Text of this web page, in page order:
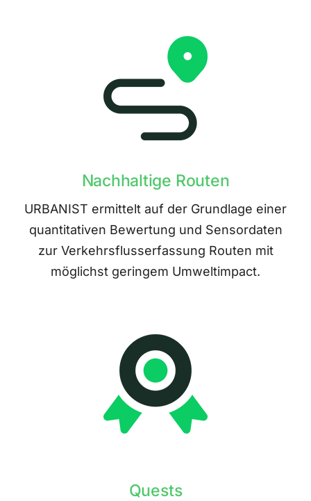
Nachhaltige Routen
URBANIST ermittelt auf der Grundlage einer
quantitativen Bewertung und Sensordaten
zur Verkehrsflusserfassung Routen mit
möglichst geringem Umweltimpact.
Quests